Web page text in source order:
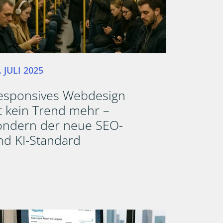
JULI 2025
Webdesign
kein Trend mehr –
der neue SEO-
KI-Standard